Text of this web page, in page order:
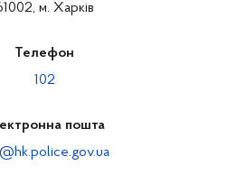
м. Харків
Телефон
102
пошта